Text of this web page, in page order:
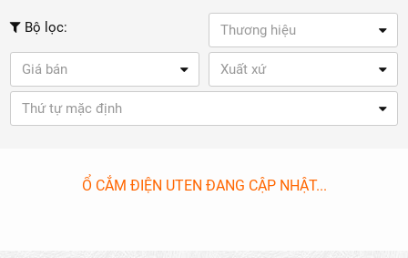
Bộ lọc: Thương hiệu
Giá bán Xuất xứ
Thứ tự mặc định
Ổ CẮM ĐIỆN UTEN ĐANG CẬP NHẬT...